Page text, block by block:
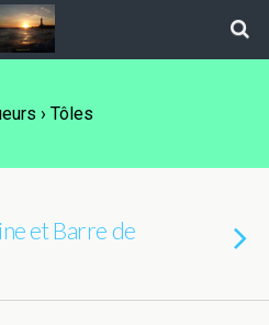
› Tôles
et Barre de